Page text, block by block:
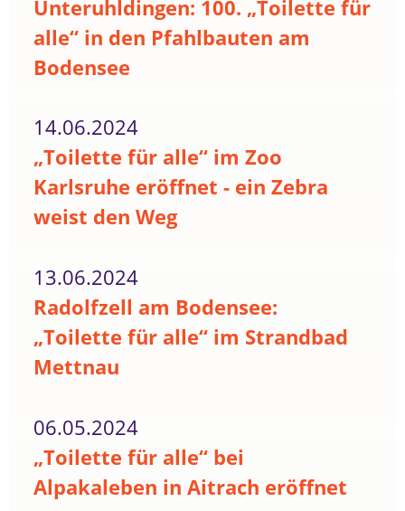
Unteruhldingen: 100. „Toilette für
alle“ in den Pfahlbauten am
Bodensee
14.06.2024
„Toilette für alle“ im Zoo
Karlsruhe eröffnet - ein Zebra
weist den Weg
13.06.2024
Radolfzell am Bodensee:
„Toilette für alle“ im Strandbad
Mettnau
06.05.2024
„Toilette für alle“ bei
Alpakaleben in Aitrach eröffnet